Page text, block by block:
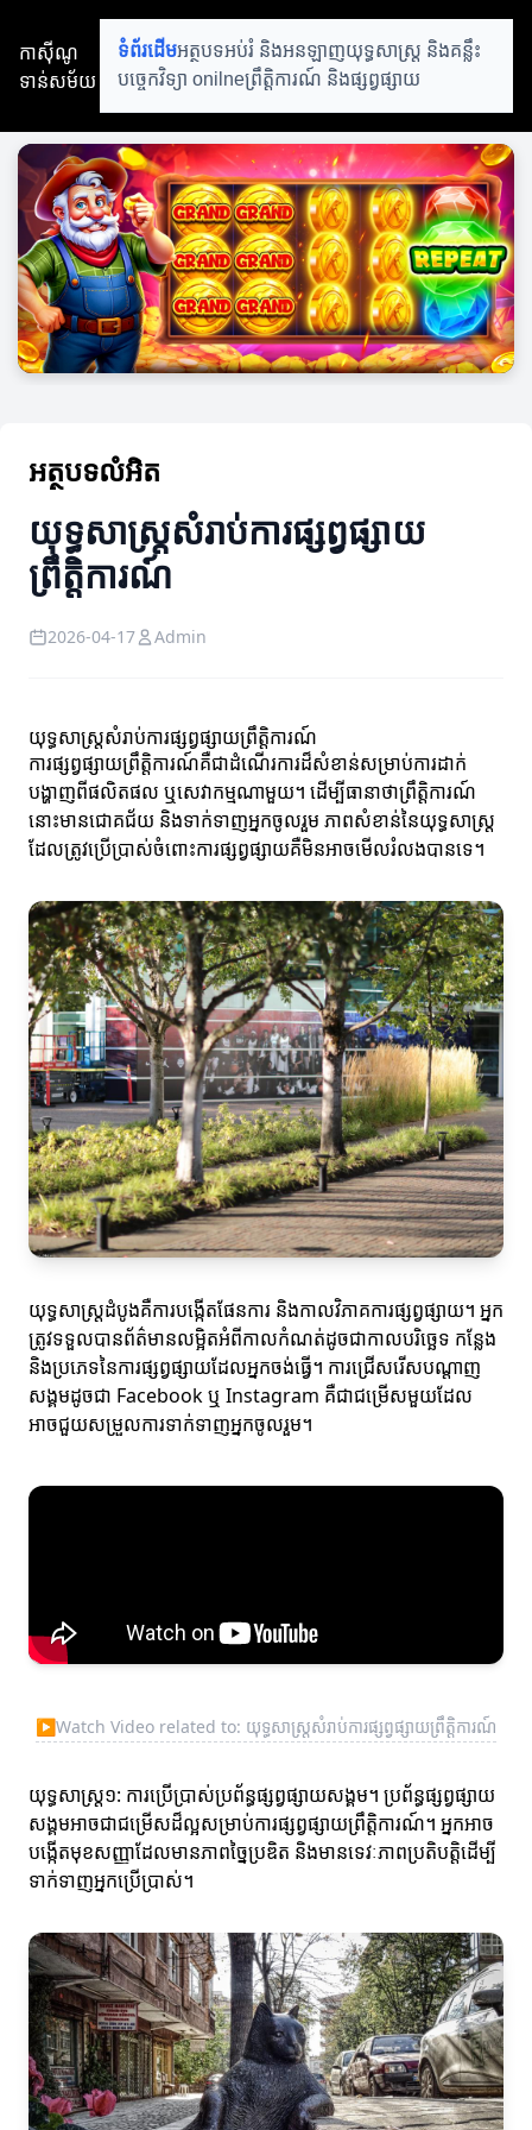
កាស៊ីណូ
ទាន់សម័យ
ទំព័រដើមអត្ថបទអប់រំ និងអនឡាញយុទ្ធសាស្ត្រ និងគន្លឹះ
បច្ចេកវិទ្យា onilneព្រឹត្តិការណ៍ និងផ្សព្វផ្សាយ
អត្ថបទលំអិត
យុទ្ធសាស្ត្រសំរាប់ការផ្សព្វផ្សាយ
ព្រឹត្តិការណ៍
2026-04-17 Admin
យុទ្ធសាស្ត្រសំរាប់ការផ្សព្វផ្សាយព្រឹត្តិការណ៍
ការផ្សព្វផ្សាយព្រឹត្តិការណ៍គឺជាដំណើរការដ៏សំខាន់សម្រាប់ការដាក់
បង្ហាញពីផលិតផល ឬសេវាកម្មណាមួយ។ ដើម្បីធានាថាព្រឹត្តិការណ៍
នោះមានជោគជ័យ និងទាក់ទាញអ្នកចូលរួម ភាពសំខាន់នៃយុទ្ធសាស្ត្រ
ដែលត្រូវប្រើប្រាស់ចំពោះការផ្សព្វផ្សាយគឺមិនអាចមើលរំលងបានទេ។
យុទ្ធសាស្ត្រដំបូងគឺការបង្កើតផែនការ និងកាលវិភាគការផ្សព្វផ្សាយ។ អ្នក
ត្រូវទទួលបានព័ត៌មានលម្អិតអំពីកាលកំណត់ដូចជាកាលបរិច្ឆេទ កន្លែង
និងប្រភេទនៃការផ្សព្វផ្សាយដែលអ្នកចង់ធ្វើ។ ការជ្រើសរើសបណ្តាញ
សង្គមដូចជា Facebook ឬ Instagram គឺជាជម្រើសមួយដែល
អាចជួយសម្រួលការទាក់ទាញអ្នកចូលរួម។
▶Watch Video related to: យុទ្ធសាស្ត្រសំរាប់ការផ្សព្វផ្សាយព្រឹត្តិការណ៍
យុទ្ធសាស្ត្រ១: ការប្រើប្រាស់ប្រព័ន្ធផ្សព្វផ្សាយសង្គម។ ប្រព័ន្ធផ្សព្វផ្សាយ
សង្គមអាចជាជម្រើសដ៏ល្អសម្រាប់ការផ្សព្វផ្សាយព្រឹត្តិការណ៍។ អ្នកអាច
បង្កើតមុខសញ្ញាដែលមានភាពច្នៃប្រឌិត និងមានទេវៈភាពប្រតិបត្តិដើម្បី
ទាក់ទាញអ្នកប្រើប្រាស់។